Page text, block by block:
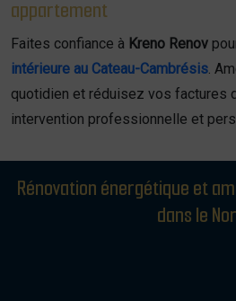
appartement
Faites confiance à Kreno Renov
intérieure au Cateau-Cambrésis.
quotidien et réduisez vos factures
intervention professionnelle et
Rénovation énergétique et
dans le